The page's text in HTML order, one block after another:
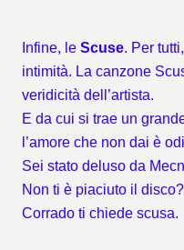
Infine, le Scuse. Per
intimità. La canzone
veridicità dell’artista.
E da cui si trae un
l’amore che non dai è
Sei stato deluso da
Non ti è piaciuto il
Corrado ti chiede scusa.